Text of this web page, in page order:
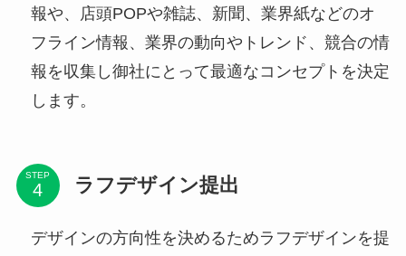
報や、店頭POPや雑誌、新聞、業界紙などのオ
フライン情報、業界の動向やトレンド、競合の情
報を収集し御社にとって最適なコンセプトを決定
します。
STEP ラフデザイン提出
デザインの方向性を決めるためラフデザインを提